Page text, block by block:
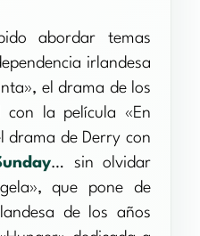
abordar temas
irlandesa
el drama de los
la película «En
drama de Derry con
… sin olvidar
que pone de
de los años